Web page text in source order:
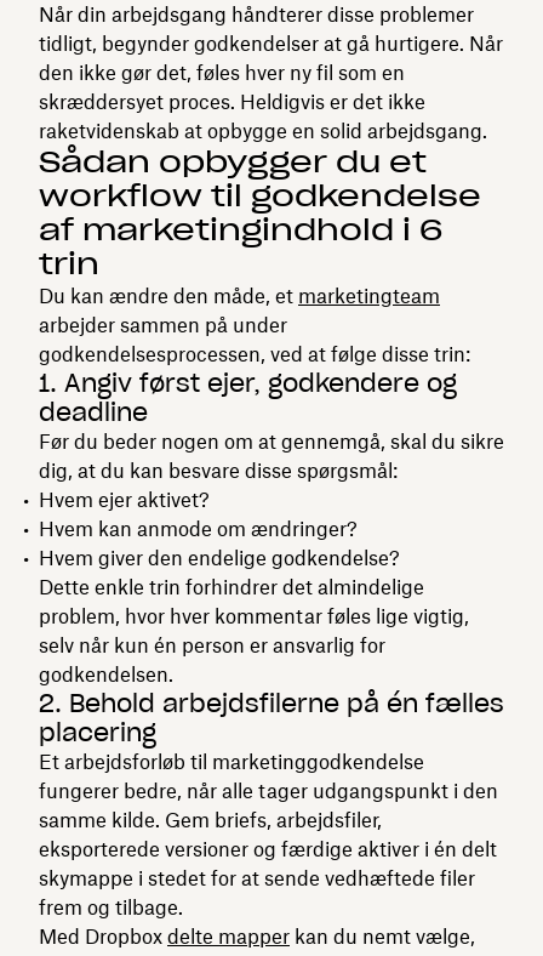
Når din arbejdsgang håndterer disse problemer
tidligt, begynder godkendelser at gå hurtigere. Når
den ikke gør det, føles hver ny fil som en
skræddersyet proces. Heldigvis er det ikke
raketvidenskab at opbygge en solid arbejdsgang.
Sådan opbygger du et
workflow til godkendelse
af marketingindhold i 6
trin
Du kan ændre den måde, et marketingteam
arbejder sammen på under
godkendelsesprocessen, ved at følge disse trin:
1. Angiv først ejer, godkendere og
deadline
Før du beder nogen om at gennemgå, skal du sikre
dig, at du kan besvare disse spørgsmål:
Hvem ejer aktivet?
Hvem kan anmode om ændringer?
Hvem giver den endelige godkendelse?
Dette enkle trin forhindrer det almindelige
problem, hvor hver kommentar føles lige vigtig,
selv når kun én person er ansvarlig for
godkendelsen.
2. Behold arbejdsfilerne på én fælles
placering
Et arbejdsforløb til marketinggodkendelse
fungerer bedre, når alle tager udgangspunkt i den
samme kilde. Gem briefs, arbejdsfiler,
eksporterede versioner og færdige aktiver i én delt
skymappe i stedet for at sende vedhæftede filer
frem og tilbage.
Med Dropbox delte mapper kan du nemt vælge,